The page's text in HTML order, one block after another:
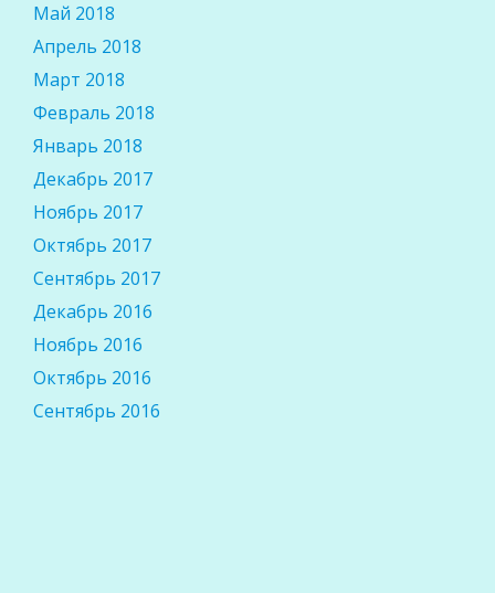
Май 2018
Апрель 2018
Март 2018
Февраль 2018
Январь 2018
Декабрь 2017
Ноябрь 2017
Октябрь 2017
Сентябрь 2017
Декабрь 2016
Ноябрь 2016
Октябрь 2016
Сентябрь 2016